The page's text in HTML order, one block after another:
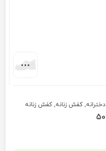
دخترانه,کفش زنانه,کفش زنانه